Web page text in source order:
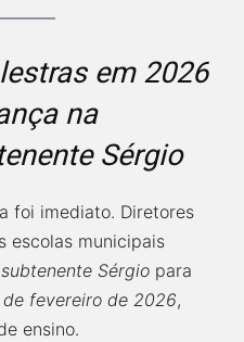
em 2026
na
Sérgio
foi imediato. Diretores
escolas municipais
Sérgio para
fevereiro de 2026,
ensino.